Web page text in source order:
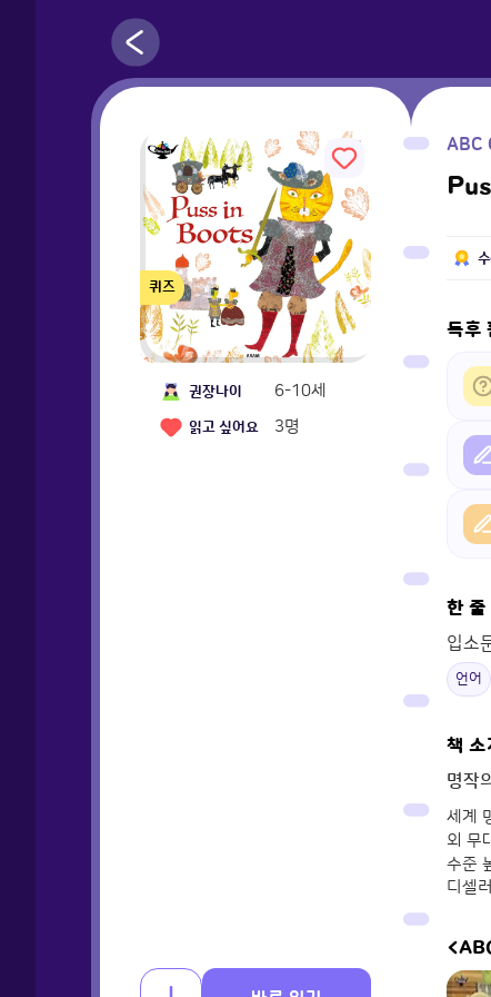
퀴즈
권장나이 6-10세
읽고 싶어요 3명
ABC
독후
한 줄
입소
언어
책 소
명작
세계
외 무
수준
디셀